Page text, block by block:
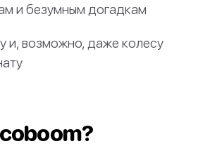
и безумным догадкам
и, возможно, даже колесу